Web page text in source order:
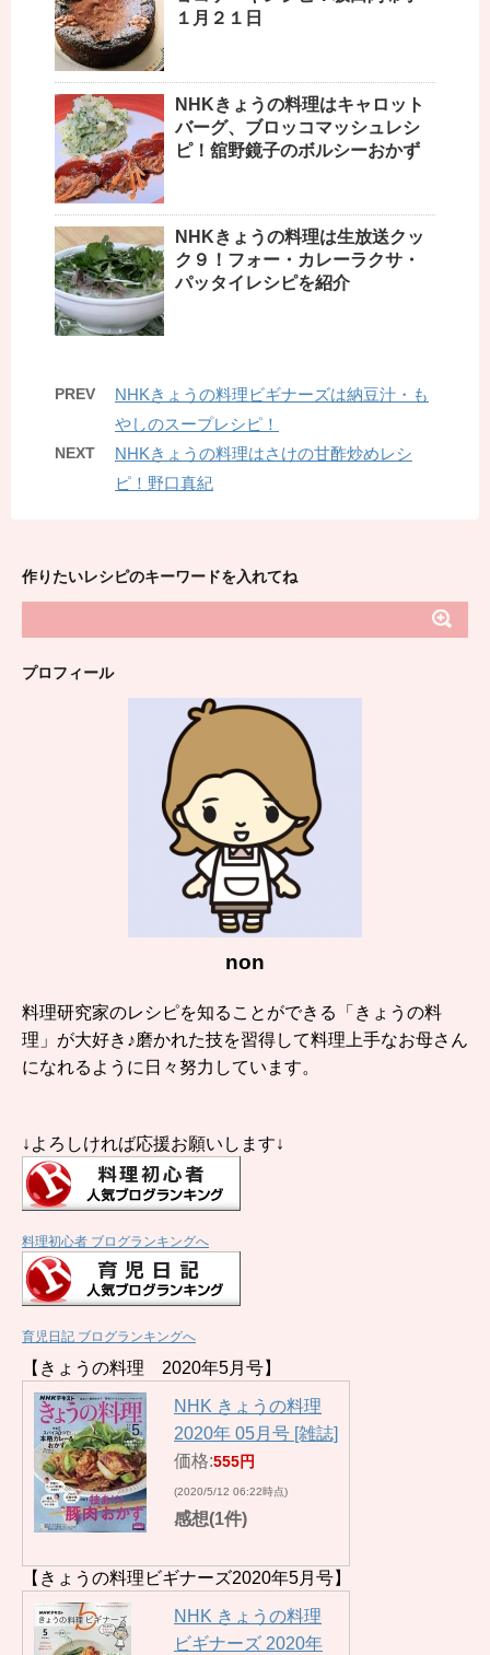
１月２１日
NHKきょうの料理はキャロット
バーグ、ブロッコマッシュレシ
ピ！舘野鏡子のボルシーおかず
NHKきょうの料理は生放送クッ
ク９！フォー・カレーラクサ・
パッタイレシピを紹介
PREV
NHKきょうの料理ビギナーズは納豆汁・も
やしのスープレシピ！
NEXT
NHKきょうの料理はさけの甘酢炒めレシ
ピ！野口真紀
作りたいレシピのキーワードを入れてね
プロフィール
non
料理研究家のレシピを知ることができる「きょうの料
理」が大好き♪磨かれた技を習得して料理上手なお母さん
になれるように日々努力しています。
↓よろしければ応援お願いします↓
料理初心者 ブログランキングへ
育児日記 ブログランキングへ
【きょうの料理 2020年5月号】
NHK きょうの料理
2020年 05月号 [雑誌]
価格:555円
(2020/5/12 06:22時点)
感想(1件)
【きょうの料理ビギナーズ2020年5月号】
NHK きょうの料理
ビギナーズ 2020年